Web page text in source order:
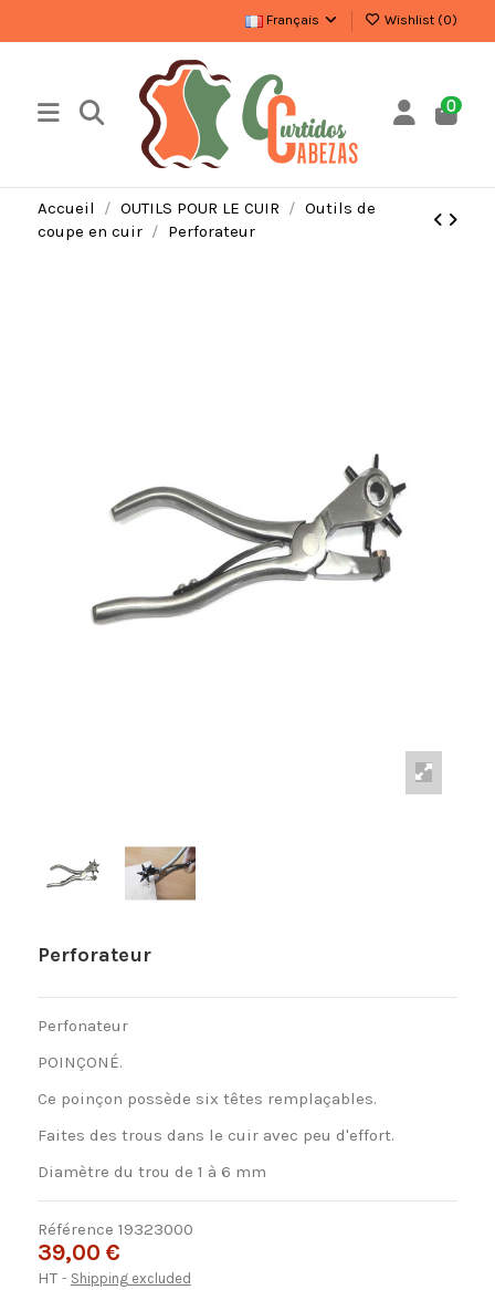
Français Wishlist (0)
0
Accueil OUTILS POUR LE CUIR
Outils de
coupe en cuir
Perforateur
Perforateur
Perfonateur
POINÇONÉ.
Ce poinçon possède six têtes remplaçables.
Faites des trous dans le cuir avec peu d'effort.
Diamètre du trou de 1 à 6 mm
Référence 19323000
39,00 €
HT Shipping excluded